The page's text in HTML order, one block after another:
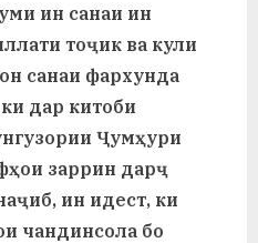
и
р
и
у
ин санаи ин
тоҷик ва кули
санаи фархунда
дар китоби
Ҷумҳури
заррин дарҷ
ин идест, ки
чандинсола бо